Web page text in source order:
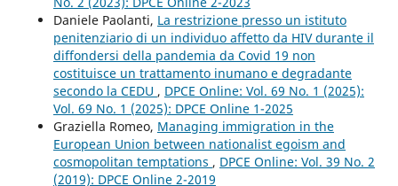
Daniele Paolanti, La restrizione presso un istituto
penitenziario di un individuo affetto da HIV durante il
diffondersi della pandemia da Covid 19 non
costituisce un trattamento inumano e degradante
secondo la CEDU , DPCE Online: Vol. 69 No. 1 (2025):
Vol. 69 No. 1 (2025): DPCE Online 1-2025
Graziella Romeo, Managing immigration in the
European Union between nationalist egoism and
cosmopolitan temptations , DPCE Online: Vol. 39 No. 2
(2019): DPCE Online 2-2019